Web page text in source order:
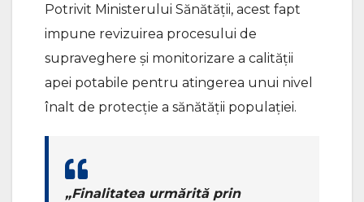
Potrivit Ministerului Sănătății, acest fapt
impune revizuirea procesului de
supraveghere și monitorizare a calității
apei potabile pentru atingerea unui nivel
înalt de protecție a sănătății populației.
„Finalitatea urmărită prin